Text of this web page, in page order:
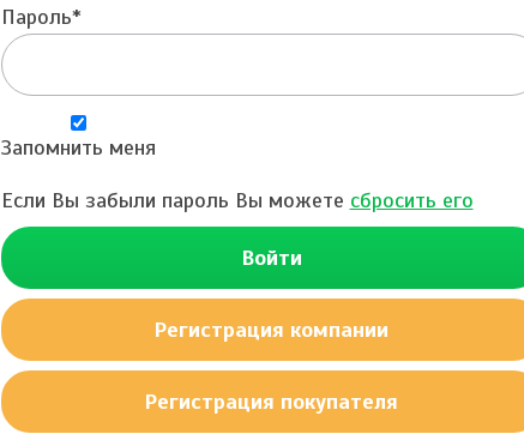
Пароль
Запомнить меня
Если Вы забыли пароль Вы можете сбросить его
Войти
Регистрация компании
Регистрация покупателя